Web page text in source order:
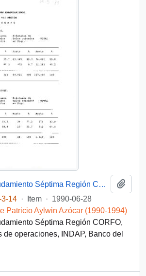
Resumen Endeudamiento Séptima Región CORFO
14 · Item · 1990-06-28
Patricio Aylwin Azócar (1990-1994)
Séptima Región CORFO,
de operaciones, INDAP, Banco del